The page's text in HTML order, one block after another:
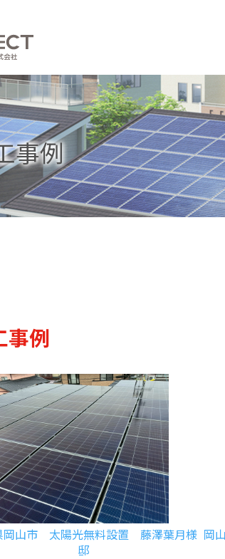
事例
事例
岡山市 太陽光無料設置 藤澤葉月様
邸
岡